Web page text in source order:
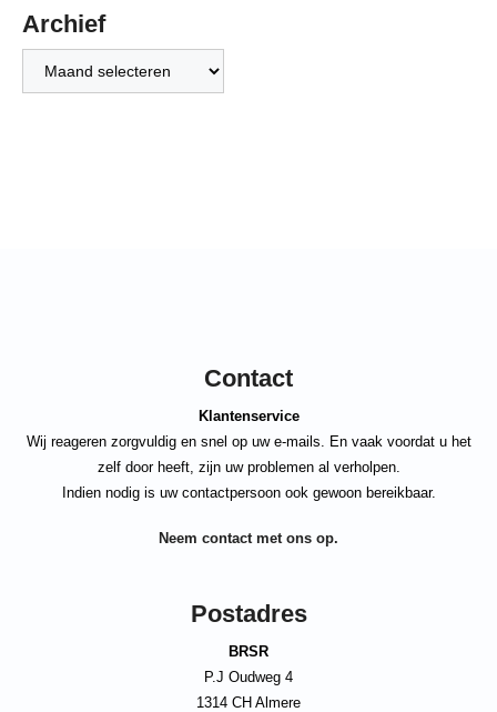
Archief
Contact
Klantenservice
Wij reageren zorgvuldig en snel op uw e-mails. En vaak voordat u het
zelf door heeft, zijn uw problemen al verholpen.
Indien nodig is uw contactpersoon ook gewoon bereikbaar.
Neem contact met ons op.
Postadres
BRSR
P.J Oudweg 4
1314 CH Almere